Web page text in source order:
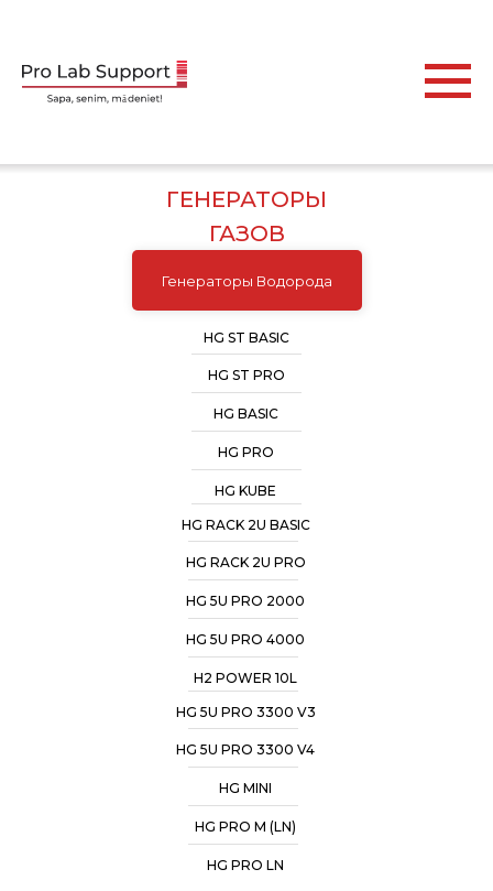
HG RACK 2U BASIC
HG KUBE
HG PRO
HG BASIC
HG ST PRO
HG ST BASIC
ГЕНЕРАТОРЫ
ГАЗОВ
Генераторы Водорода
HG PRO LN
HG 5U PRO 2000
HG 5U PRO 4000
H2 POWER 10L
HG 5U PRO 3300 V3
HG 5U PRO 3300 V4
HG MINI
HG PRO M (LN)
HG RACK 2U PRO